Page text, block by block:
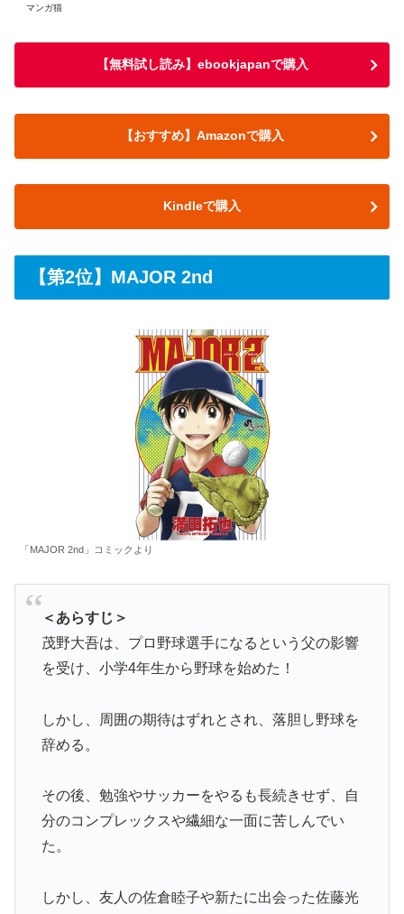
マンガ猫
【無料試し読み】ebookjapanで購入
【おすすめ】Amazonで購入
Kindleで購入
【第2位】MAJOR 2nd
「MAJOR 2nd」コミックより
＜あらすじ＞
茂野大吾は、プロ野球選手になるという父の影響
を受け、小学4年生から野球を始めた！
しかし、周囲の期待はずれとされ、落胆し野球を
辞める。
その後、勉強やサッカーをやるも長続きせず、自
分のコンプレックスや繊細な一面に苦しんでい
た。
しかし、友人の佐倉睦子や新たに出会った佐藤光